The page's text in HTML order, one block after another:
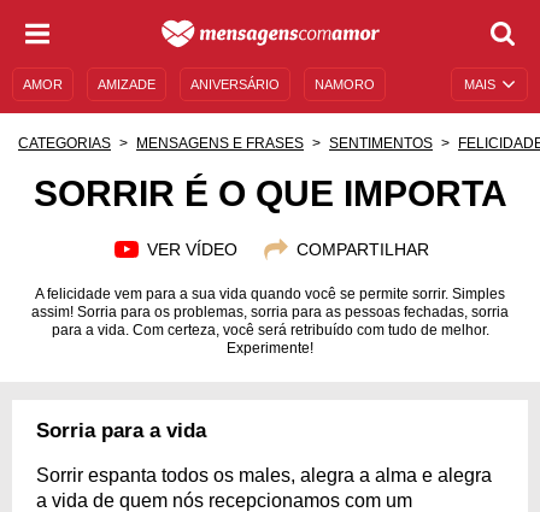
MAIS
AMOR AMIZADE ANIVERSÁRIO NAMORO
AUTOAJUDA
CATEGORIAS MENSAGENS E FRASES SENTIMENTOS
SORRIR É O QUE IMPORTA
VER VÍDEO COMPARTILHAR
A felicidade vem para a sua vida quando você se permite sorrir. Simples
assim! Sorria para os problemas, sorria para as pessoas fechadas, sorria
para a vida. Com certeza, você será retribuído com tudo de melhor.
Experimente!
Sorria para a vida
Sorrir espanta todos os males, alegra a alma e alegra
a vida de quem nós recepcionamos com um